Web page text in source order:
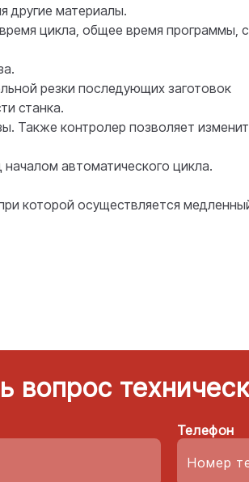
другие материалы.
цикла, общее время программы,
резки последующих заготовок
станка.
Также контролер позволяет
автоматического цикла.
которой осуществляется
вопрос
Телефон